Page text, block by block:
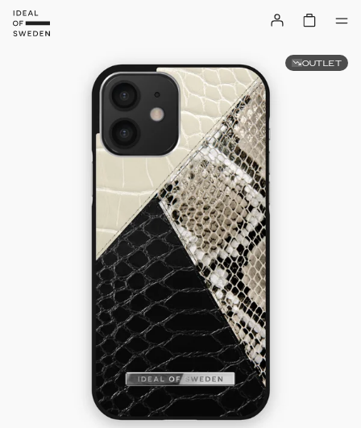
OUTLET